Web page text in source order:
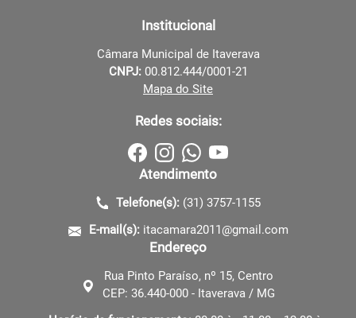
Institucional
Câmara Municipal de Itaverava
CNPJ: 00.812.444/0001-21
Mapa do Site
Redes sociais:
Atendimento
Telefone(s): (31) 3757-1155
E-mail(s): itacamara2011@gmail.com
Endereço
Rua Pinto Paraíso, nº 15, Centro
CEP: 36.440-000 - Itaverava / MG